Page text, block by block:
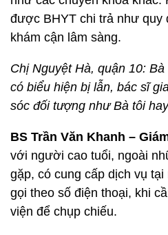
được BHYT chi trả như quy
khám cận lâm sàng.
Chị Nguyệt Hà, quận 10:
có biểu hiện bị lẫn, bác sĩ
sóc đối tượng như Bà tôi
BS Trần Văn Khanh –
với người cao tuổi, ngoài
gặp, có cung cấp dịch vụ
gọi theo số điện thoại, khi
viện để chụp chiếu.